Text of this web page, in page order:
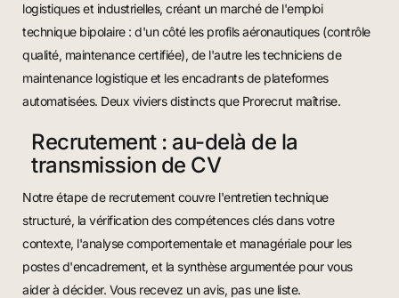
logistiques et industrielles, créant un marché de l'emploi
technique bipolaire : d'un côté les profils aéronautiques (contrôle
qualité, maintenance certifiée), de l'autre les techniciens de
maintenance logistique et les encadrants de plateformes
automatisées. Deux viviers distincts que Prorecrut maîtrise.
Recrutement : au-delà de la
transmission de CV
Notre étape de recrutement couvre l'entretien technique
structuré, la vérification des compétences clés dans votre
contexte, l'analyse comportementale et managériale pour les
postes d'encadrement, et la synthèse argumentée pour vous
aider à décider. Vous recevez un avis, pas une liste.